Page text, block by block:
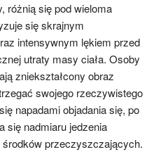
różnią się pod wieloma
się skrajnym
intensywnym lękiem przed
utraty masy ciała. Osoby
zniekształcony obraz
swojego rzeczywistego
napadami objadania się, po
się nadmiaru jedzenia
przeczyszczających.